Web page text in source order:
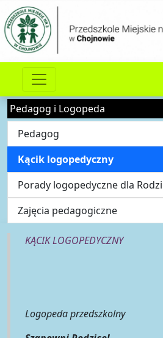
Pedagog i Logopeda
Pedagog
Kącik logopedyczny
Porady logopedyczne dla
Zajęcia pedagogiczne
KĄCIK LOGOPEDYCZNY
Logopeda przedszkolny